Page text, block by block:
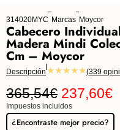
314020MYC Marcas Moycor
Cabecero
Madera Mindi
Cm – Moycor
Descripción ★★★★★(339
365,54€ 237,60€
Impuestos incluidos
¿Encontraste mejor precio?